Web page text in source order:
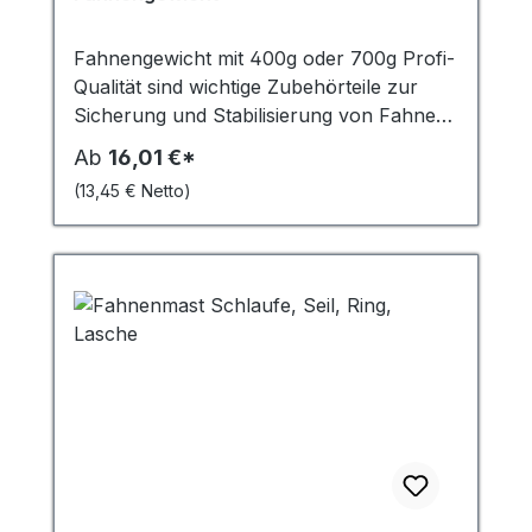
Fahnengewicht mit 400g oder 700g Profi-
Qualität sind wichtige Zubehörteile zur
Sicherung und Stabilisierung von Fahnen
und Bannern. Sie fungieren als
Kletterstoppgewicht, das heisst, sie
verhindern, dass die Fahne oder das
Banner sich um den Fahnenmast wickelt.
In stürmischen Windverhältnissen spielen
sie eine entscheidende Rolle, indem sie das
Flattern der Fahne minimieren und
verhindern, dass diese zerrissen wird oder
geeignet sind. Beide kommen in einer
Ab 16,01 €*
(13,45 € Netto)